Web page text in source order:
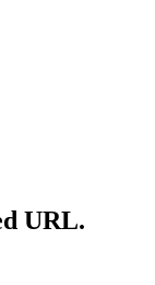
URL.